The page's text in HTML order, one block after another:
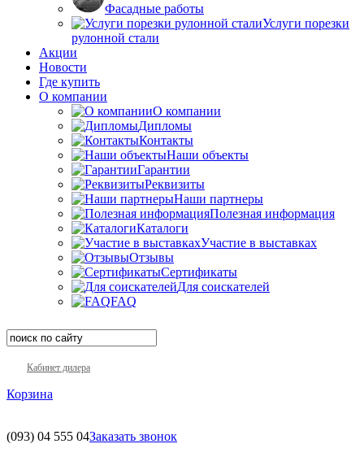
Фасадные работы
Услуги порезки
рулонной стали
Акции
Новости
Где купить
О компании
О компании
Дипломы
Контакты
Наши объекты
Гарантии
Реквизиты
Наши партнеры
Полезная информация
Каталоги
Участие в выставках
Отзывы
Сертификаты
Для соискателей
FAQ
Кабинет дилера
Корзина
(093) 04 555 04Заказать звонок